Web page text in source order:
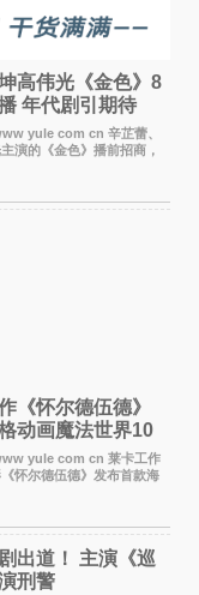
高伟光《金色》8
年代剧引期待
yule com cn 辛芷蕾、
演的《金色》播前招商，
。这部年代剧汇集了众多实
引发了观众的广泛关
《怀尔德伍德》
动画魔法世界10
yule com cn 莱卡工作
怀尔德伍德》发布首款海
入黑暗、宏大的林中魔法
亲情的奇幻冒险即将展
出道！ 主演《巡
刑警